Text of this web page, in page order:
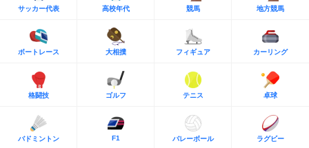
サッカー代表 高校年代 競馬 地方競馬
ボートレース 大相撲 フィギュア カーリング
格闘技 ゴルフ テニス 卓球
バドミントン F1 バレーボール ラグビー